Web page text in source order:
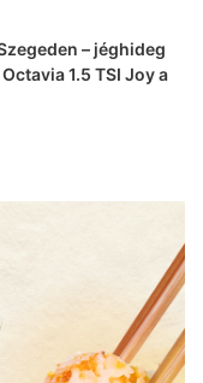
– jéghideg
1.5 TSI Joy a